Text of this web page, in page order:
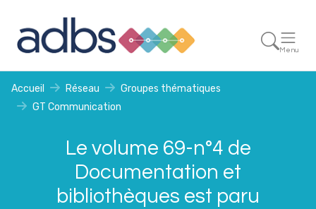
Menu
Accueil Réseau
Groupes thématiques
GT Communication
Le volume 69-n°4 de
Documentation et
bibliothèques est paru